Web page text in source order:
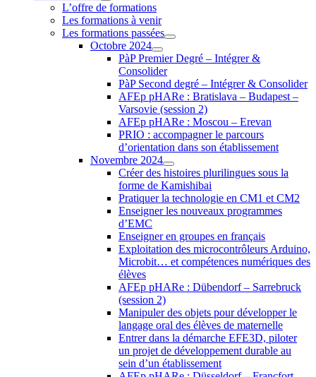
L’offre de formations
Les formations à venir
Les formations passées
Octobre 2024
PàP Premier Degré – Intégrer &
Consolider
PàP Second degré – Intégrer & Consolider
AFEp pHARe : Bratislava – Budapest –
Varsovie (session 2)
AFEp pHARe : Moscou – Erevan
PRIO : accompagner le parcours
d’orientation dans son établissement
Novembre 2024
Créer des histoires plurilingues sous la
forme de Kamishibai
Pratiquer la technologie en CM1 et CM2
Enseigner les nouveaux programmes
d’EMC
Enseigner en groupes en français
Exploitation des microcontrôleurs Arduino,
Microbit… et compétences numériques des
élèves
AFEp pHARe : Dübendorf – Sarrebruck
(session 2)
Manipuler des objets pour développer le
langage oral des élèves de maternelle
Entrer dans la démarche EFE3D, piloter
un projet de développement durable au
sein d’un établissement